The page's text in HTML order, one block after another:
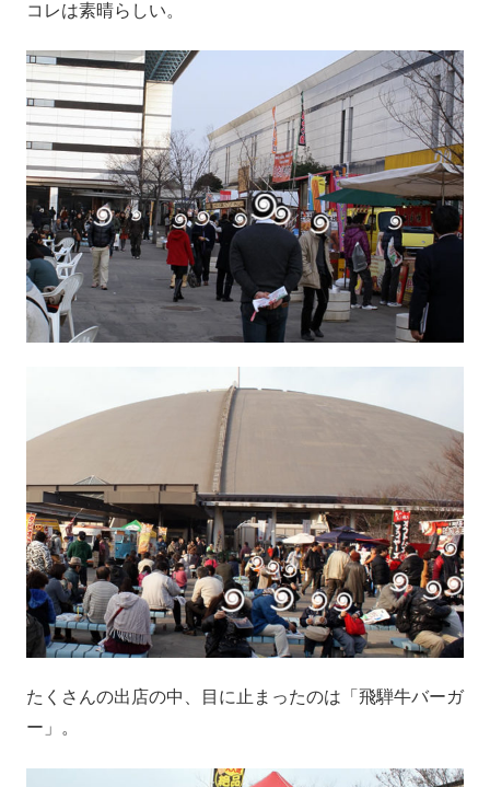
コレは素晴らしい。
たくさんの出店の中、目に止まったのは「飛騨牛バーガ
ー」。